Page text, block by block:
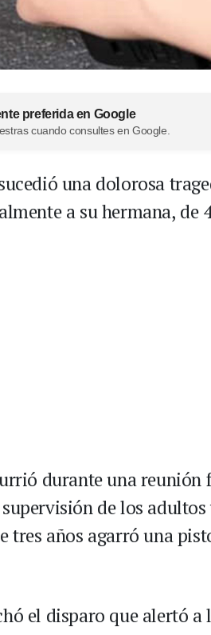
preferida en Google
cuando consultes en Google.
una dolorosa
a su hermana, de
durante una
de los
tres años agarró una
el disparo que alertó